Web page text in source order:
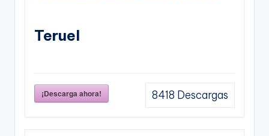
Teruel
¡Descarga ahora! 8418 Descargas